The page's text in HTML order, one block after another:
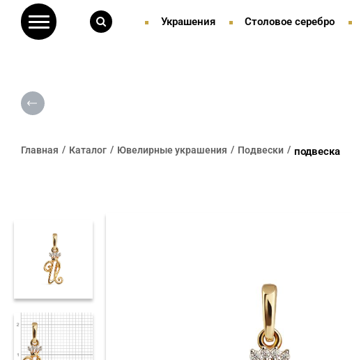
Украшения Столовое серебро
Главная Каталог Ювелирные украшения Подвески подвеска